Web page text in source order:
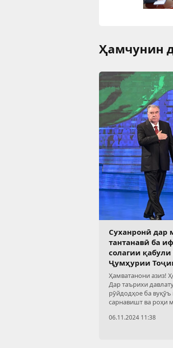
Ҳамчунин
Суханронӣ дар
тантанавӣ ба
солагии
Ҷумҳурии
Ҳамватанони азиз!
Дар таърихи
рӯйдодҳое ба
сарнавишт ва роҳи
дар таърихи
06.11.2024 11:38